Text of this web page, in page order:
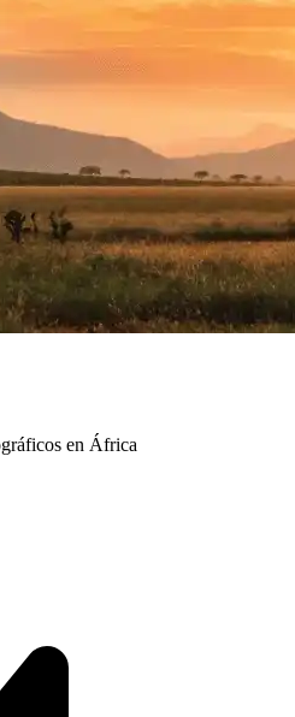
en África